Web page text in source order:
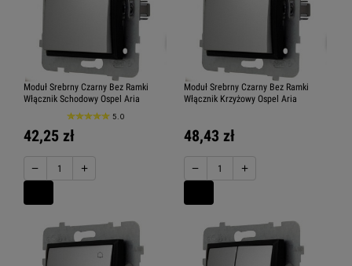
Moduł Srebrny Czarny Bez Ramki
Włącznik Schodowy Ospel Aria
5.0
42,25 zł
− +
Moduł Srebrny Czarny Bez Ramki
Włącznik Krzyżowy Ospel Aria
48,43 zł
− +